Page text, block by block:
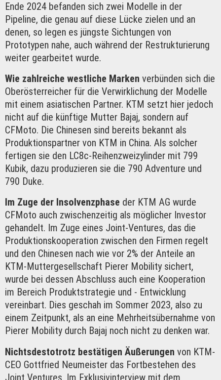
Ende 2024 befanden sich zwei Modelle in der
Pipeline, die genau auf diese Lücke zielen und an
denen, so legen es jüngste Sichtungen von
Prototypen nahe, auch während der Restrukturierung
weiter gearbeitet wurde.
Wie zahlreiche westliche Marken verbünden sich die
Oberösterreicher für die Verwirklichung der Modelle
mit einem asiatischen Partner. KTM setzt hier jedoch
nicht auf die künftige Mutter Bajaj, sondern auf
CFMoto. Die Chinesen sind bereits bekannt als
Produktionspartner von KTM in China. Als solcher
fertigen sie den LC8c-Reihenzweizylinder mit 799
Kubik, dazu produzieren sie die 790 Adventure und
790 Duke.
Im Zuge der Insolvenzphase der KTM AG wurde
CFMoto auch zwischenzeitig als möglicher Investor
gehandelt. Im Zuge eines Joint-Ventures, das die
Produktionskooperation zwischen den Firmen regelt
und den Chinesen nach wie vor 2% der Anteile an
KTM-Muttergesellschaft Pierer Mobility sichert,
wurde bei dessen Abschluss auch eine Kooperation
im Bereich Produktstrategie und - Entwicklung
vereinbart. Dies geschah im Sommer 2023, also zu
einem Zeitpunkt, als an eine Mehrheitsübernahme von
Pierer Mobility durch Bajaj noch nicht zu denken war.
Nichtsdestotrotz bestätigen Äußerungen von KTM-
CEO Gottfried Neumeister das Fortbestehen des
Joint Ventures. Im Exklusivinterview mit dem